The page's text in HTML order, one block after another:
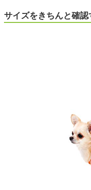
サイズをきちんと確認